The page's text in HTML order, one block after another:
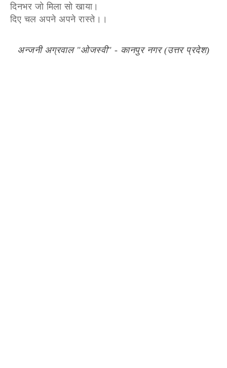
दिनभर जो मिला सो खाया।
दिए चल अपने अपने रास्ते।।
अन्जनी अग्रवाल "ओजस्वी" - कानपुर नगर (उत्तर प्रदेश)